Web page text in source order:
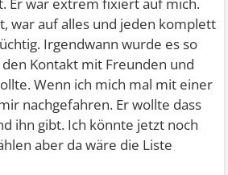
war auf alles und jeden komplett
Irgendwann wurde es so
Kontakt mit Freunden und
Wenn ich mich mal mit einer
nachgefahren. Er wollte dass
ihn gibt. Ich könnte jetzt noch
aber da wäre die Liste